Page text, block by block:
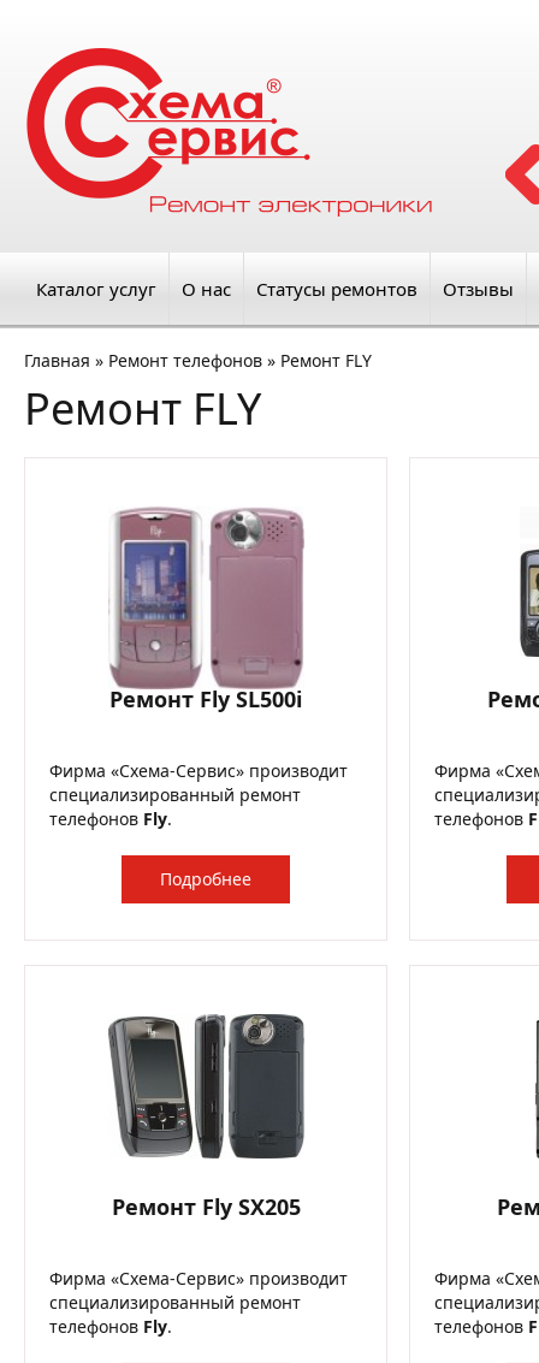
Каталог услуг О нас Статусы ремонтов Отзывы
Главная » Ремонт телефонов » Ремонт FLY
Ремонт FLY
Ремонт Fly SL500i
Фирма «Схема-Сервис» производит
специализированный ремонт
телефонов Fly.
Подробнее
Фирма
телефонов
Ремонт Fly SX205
Фирма «Схема-Сервис» производит
специализированный ремонт
телефонов Fly.
Фирма
телефонов